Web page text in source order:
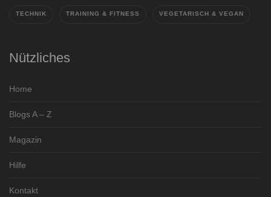
TECHNIK TRAINING & FITNESS VEGETARISCH & VEGAN
Nützliches
Home
Blogs A – Z
Magazin
Hilfe
Kontakt